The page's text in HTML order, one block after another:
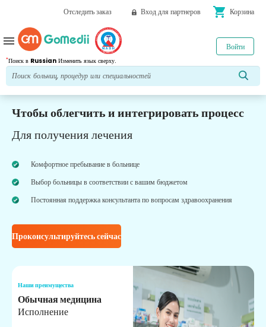
Отследить заказ Вход для партнеров shopping_cart Корзина
*Поиск в Russian Изменить язык сверху.
Войти
menu
Чтобы облегчить и интегрировать процесс
Для получения лечения
Комфортное пребывание в больнице
Выбор больницы в соответствии с вашим бюджетом
Постоянная поддержка консультанта по вопросам здравоохранения
Проконсультируйтесь сейчас
Наши преимущества
Обычная медицина
Исполнение